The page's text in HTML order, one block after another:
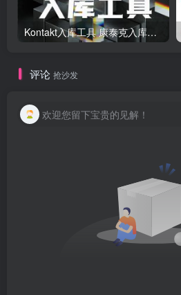
Kontakt入库工具 康泰克入库教程
评论 抢沙发
欢迎您留下宝贵的见解！